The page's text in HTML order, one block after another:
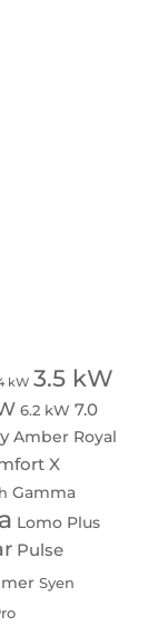
kW 3.5 kW
6.2 kW 7.0
Amber Royal
X
Gamma
Lomo Plus
Pulse
Syen